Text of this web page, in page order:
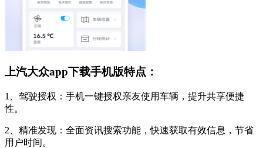
上汽大众app下载手机版特点：
1、驾驶授权：手机一键授权亲友使用车辆，提升共享便捷
性。
2、精准发现：全面资讯搜索功能，快速获取有效信息，节省
用户时间。